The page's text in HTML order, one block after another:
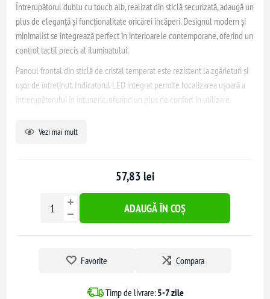
Întrerupătorul dublu cu touch alb, realizat din sticlă securizată, adaugă un
plus de eleganță și funcționalitate oricărei încăperi. Designul modern și
minimalist se integrează perfect în interioarele contemporane, oferind un
control tactil precis al iluminatului.
Panoul frontal din sticlă de cristal temperat este rezistent la zgârieturi și
ușor de întreținut. Indicatorul LED integrat permite localizarea ușoară a
întrerupătorului în întuneric, oferind un plus de confort în utilizare.
standard și nu necesită fir de nul pentru instalare. Se montează ușor în
Cu o durată medie de viață de 100.000 de acționări și o garanție de 3 ani,
acest produs asigură fiabilitate și durabilitate pe termen lung.
Vezi mai mult
57,83 lei
ADAUGĂ ÎN COȘ
Favorite Compara
Timp de livrare:5-7 zile